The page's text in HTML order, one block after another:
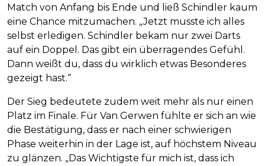
Match von Anfang bis Ende und ließ Schindler kaum
eine Chance mitzumachen. „Jetzt musste ich alles
selbst erledigen. Schindler bekam nur zwei Darts
auf ein Doppel. Das gibt ein überragendes Gefühl.
Dann weißt du, dass du wirklich etwas Besonderes
gezeigt hast.“
Der Sieg bedeutete zudem weit mehr als nur einen
Platz im Finale. Für Van Gerwen fühlte er sich an wie
die Bestätigung, dass er nach einer schwierigen
Phase weiterhin in der Lage ist, auf höchstem Niveau
zu glänzen. „Das Wichtigste für mich ist, dass ich